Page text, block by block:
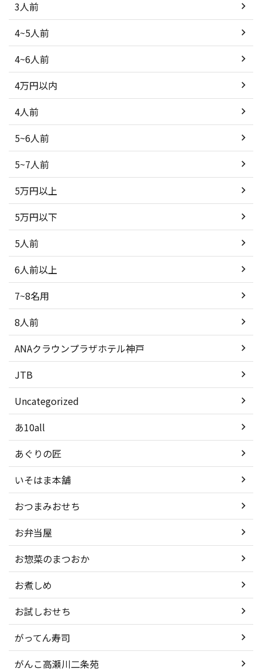
3人前
4~5人前
4~6人前
4万円以内
4人前
5~6人前
5~7人前
5万円以上
5万円以下
5人前
6人前以上
7~8名用
8人前
ANAクラウンプラザホテル神戸
JTB
Uncategorized
あ10all
あぐりの匠
いそはま本舗
おつまみおせち
お弁当屋
お惣菜のまつおか
お煮しめ
お試しおせち
がってん寿司
がんこ高瀬川二条苑